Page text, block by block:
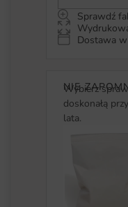
Sprawdź
Dostawa
NIE
Wybierz
doskonałą
lata.